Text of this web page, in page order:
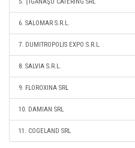
6. SALOMAR S.R.L.
7. DUMITROPOLIS EXPO S.R.L.
8. SALVIA S.R.L.
9. FLOROXINA SRL
10. DAMIAN SRL
11. COGELAND SRL